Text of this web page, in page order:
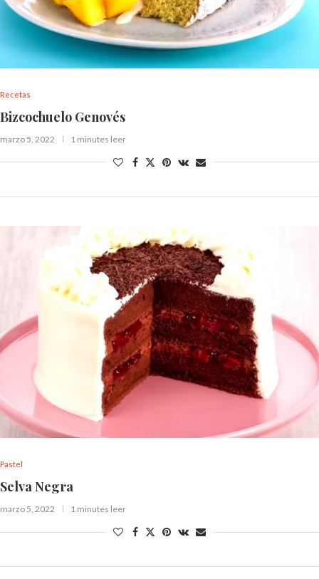
Recetas
Bizcochuelo Genovés
marzo 5, 2022 1 minutes leer
Pastel
Selva Negra
marzo 5, 2022 1 minutes leer